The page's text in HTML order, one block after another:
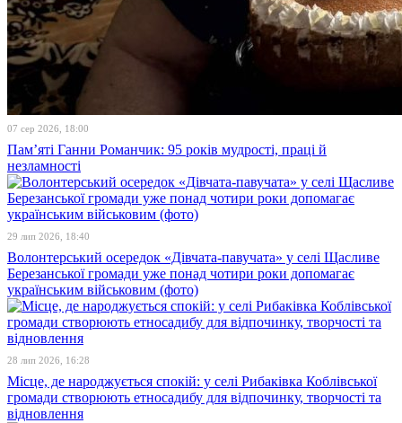
07 сер 2026, 18:00
Пам’яті Ганни Романчик: 95 років мудрості, праці й
незламності
29 лип 2026, 18:40
Волонтерський осередок «Дівчата-павучата» у селі Щасливе
Березанської громади уже понад чотири роки допомагає
українським військовим (фото)
28 лип 2026, 16:28
Місце, де народжується спокій: у селі Рибаківка Коблівської
громади створюють етносадибу для відпочинку, творчості та
відновлення